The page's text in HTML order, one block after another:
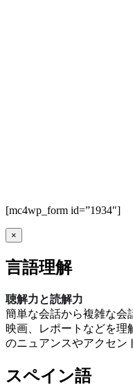
[mc4wp_form id=”1934″]
×
言語理解
聴解力と読解力
簡単な会話から複雑な会
映画、レポートなどを理
のニュアンスやアクセン
スペイン語